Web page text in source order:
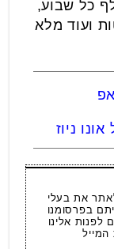
כל שבוע,
ועוד מלא
ניוז
את בעלי
בפרסומנו
לפנות אלינו